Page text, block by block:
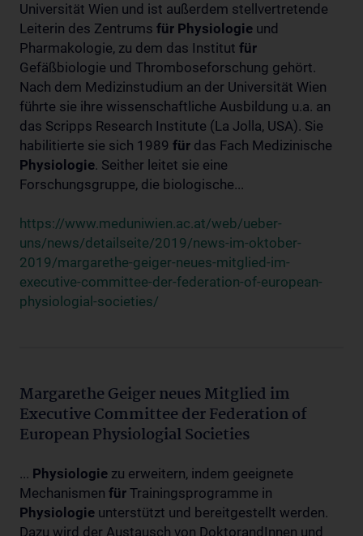
Universität Wien und ist außerdem stellvertretende
Leiterin des Zentrums für Physiologie und
Pharmakologie, zu dem das Institut für
Gefäßbiologie und Thromboseforschung gehört.
Nach dem Medizinstudium an der Universität Wien
führte sie ihre wissenschaftliche Ausbildung u.a. an
das Scripps Research Institute (La Jolla, USA). Sie
habilitierte sie sich 1989 für das Fach Medizinische
Physiologie. Seither leitet sie eine
Forschungsgruppe, die biologische...
https://www.meduniwien.ac.at/web/ueber-
uns/news/detailseite/2019/news-im-oktober-
2019/margarethe-geiger-neues-mitglied-im-
executive-committee-der-federation-of-european-
physiologial-societies/
Margarethe Geiger neues Mitglied im
Executive Committee der Federation of
European Physiologial Societies
... Physiologie zu erweitern, indem geeignete
Mechanismen für Trainingsprogramme in
Physiologie unterstützt und bereitgestellt werden.
Dazu wird der Austausch von DoktorandInnen und